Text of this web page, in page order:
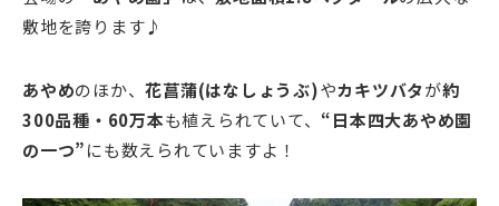
敷地を誇ります♪
あやめのほか、花菖蒲(はなしょうぶ)やカキツバタが約
300品種・60万本も植えられていて、 “日本四大あやめ園
の一つ”にも数えられていますよ！